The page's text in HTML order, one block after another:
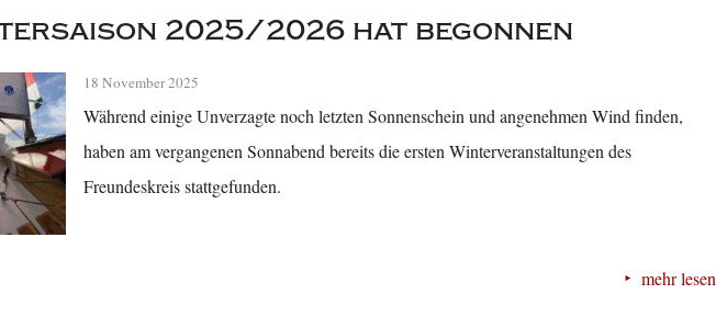
2025/2026 hat begonnen
18 November 2025
Während einige Unverzagte noch letzten Sonnenschein und angenehmen Wind finden,
haben am vergangenen Sonnabend bereits die ersten Winterveranstaltungen des
Freundeskreis stattgefunden.
mehr lesen